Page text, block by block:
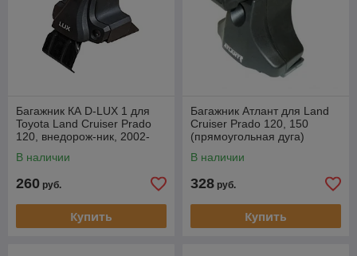
Багажник КА D-LUX 1 для
Toyota Land Cruiser Prado
120, внедорож-ник, 2002-
В наличии
260 руб.
Купить
Багажник Атлант для Land
Cruiser Prado 120, 150
(прямоугольная дуга)
В наличии
328 руб.
Купить